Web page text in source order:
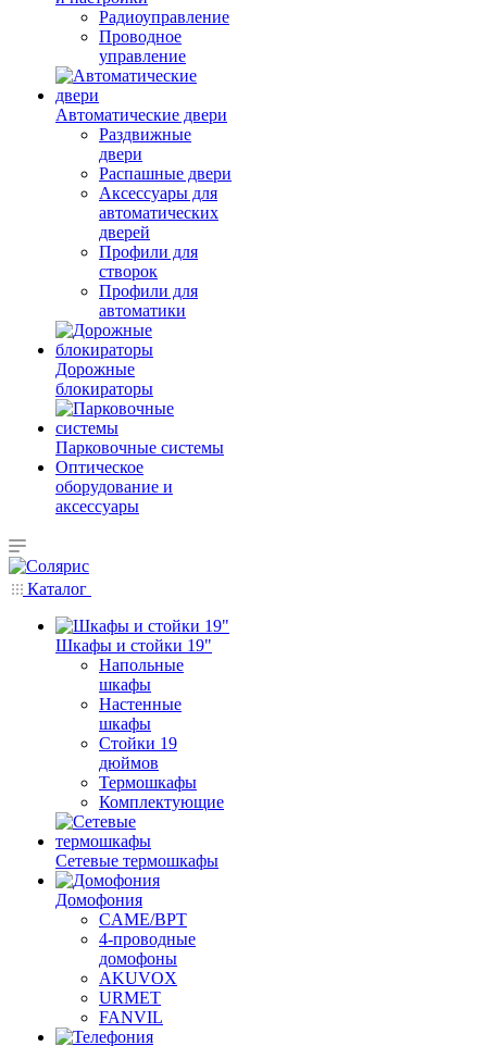
Радиоуправление
Проводное
управление
Автоматические двери
Раздвижные
двери
Распашные двери
Аксессуары для
автоматических
дверей
Профили для
створок
Профили для
автоматики
Дорожные
блокираторы
Парковочные системы
Оптическое
оборудование и
аксессуары
Каталог
Шкафы и стойки 19"
Напольные
шкафы
Настенные
шкафы
Стойки 19
дюймов
Термошкафы
Комплектующие
Сетевые термошкафы
Домофония
CAME/BPT
4-проводные
домофоны
AKUVOX
URMET
FANVIL